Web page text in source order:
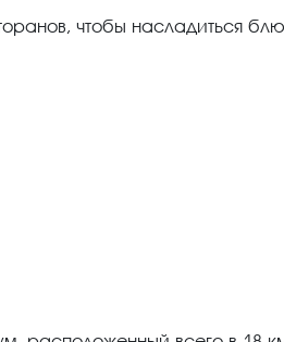
чтобы насладиться